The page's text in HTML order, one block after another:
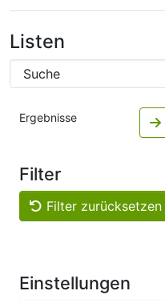
Listen
Ergebnisse
Filter
Filter zurücksetzen
Einstellungen